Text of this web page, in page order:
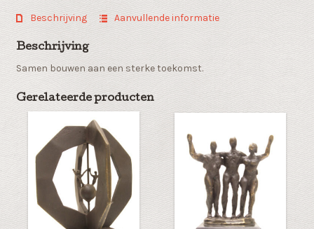
Beschrijving Aanvullende informatie
Beschrijving
Samen bouwen aan een sterke toekomst.
Gerelateerde producten